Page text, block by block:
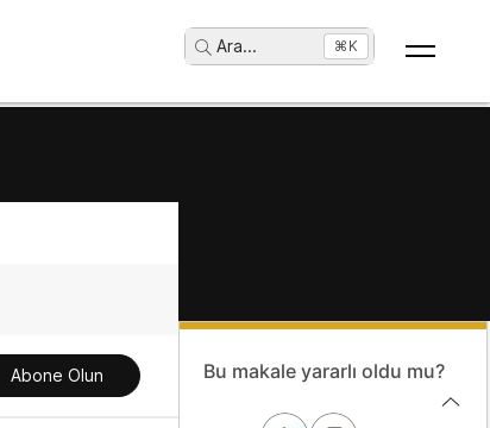
Ara... ⌘K
Abone Olun Bu makale yararlı oldu mu?